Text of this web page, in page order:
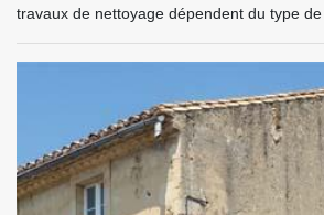
travaux de nettoyage dépendent du type